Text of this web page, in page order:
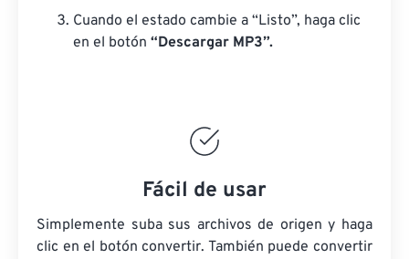
Cuando el estado cambie a “Listo”, haga clic
en el botón “Descargar MP3”.
Fácil de usar
Simplemente suba sus archivos de origen y haga
clic en el botón convertir. También puede convertir